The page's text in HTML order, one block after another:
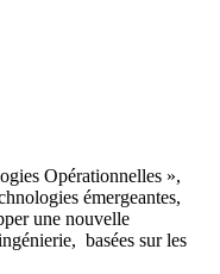
Opérationnelles »,
émergeantes,
une nouvelle
basées sur les